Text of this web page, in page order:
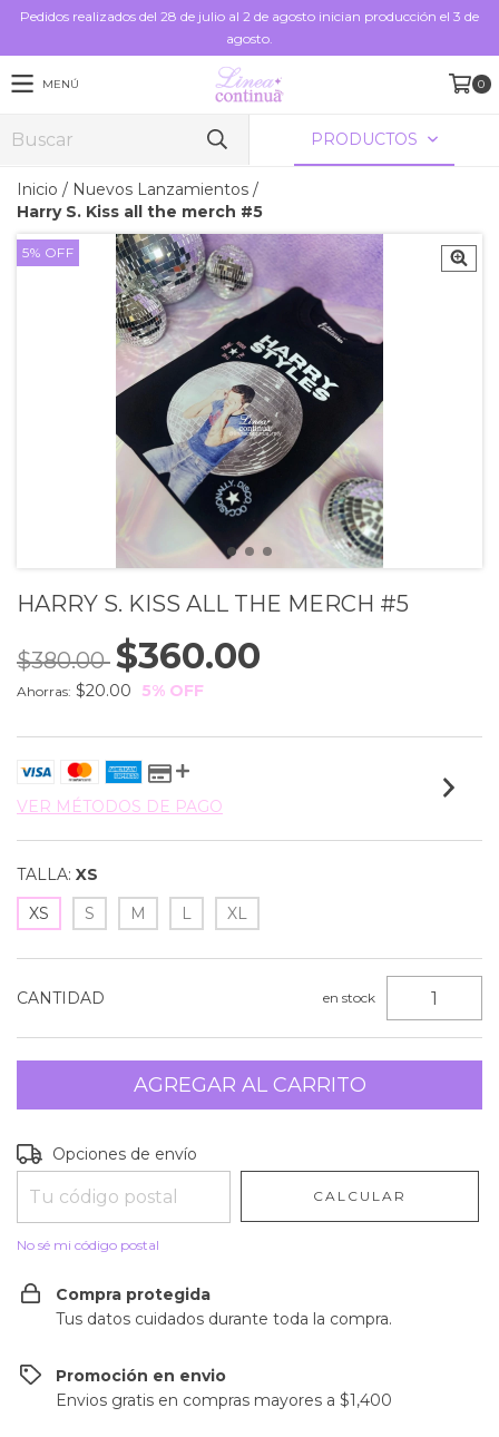
Pedidos realizados del 28 de julio al 2 de agosto inician producción el 3 de
agosto.
MENÚ 0
PRODUCTOS
Inicio / Nuevos Lanzamientos /
Harry S. Kiss all the merch #5
5% OFF
HARRY S. KISS ALL THE MERCH #5
$380.00 $360.00
Ahorras: $20.00 5% OFF
VER MÉTODOS DE PAGO
TALLA: XS
XS
S M L XL
CANTIDAD en stock
Entregas para el CP:
Opciones de envío
CALCULAR
No sé mi código postal
Compra protegida
Tus datos cuidados durante toda la compra.
Promoción en envio
Envios gratis en compras mayores a $1,400